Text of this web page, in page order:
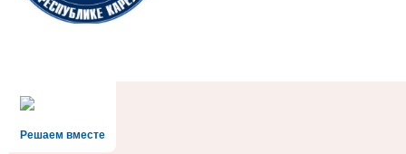
Решаем вместе